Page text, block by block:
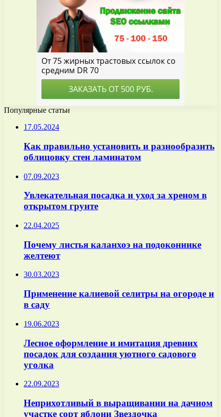
Популярные статьи
17.05.2024
Как правильно установить и разнообразить
облицовку стен ламинатом
07.09.2023
Увлекательная посадка и уход за хреном в
открытом грунте
22.04.2025
Почему листья каланхоэ на подоконнике
желтеют
30.03.2023
Применение калиевой селитры на огороде и
в саду
19.06.2023
Лесное оформление и имитация древних
посадок для создания уютного садового
уголка
22.09.2023
Неприхотливый в выращивании на дачном
участке сорт яблони Звездочка